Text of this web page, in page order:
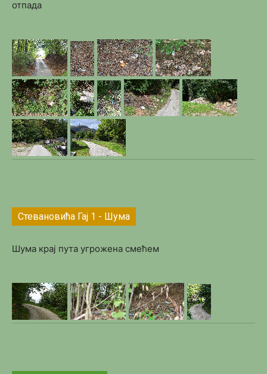
отпада
Стевановића Гај 1 - Шума
Шума крај пута угрожена смећем